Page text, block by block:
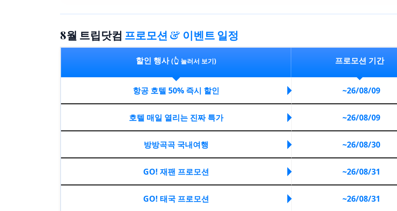
8월 트립닷컴 프로모션 & 이벤트 일정
할인 행사(👆 눌러서 보기) 프로모션 기간
항공 호텔 50% 즉시 할인 ~26/08/09
호텔 매일 열리는 진짜 특가 ~26/08/09
방방곡곡 국내여행 ~26/08/30
GO! 재팬 프로모션 ~26/08/31
GO! 태국 프로모션 ~26/08/31